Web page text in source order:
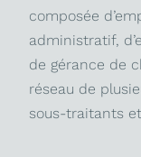
composée
administratif,
de gérance de
réseau de
sous-traitants